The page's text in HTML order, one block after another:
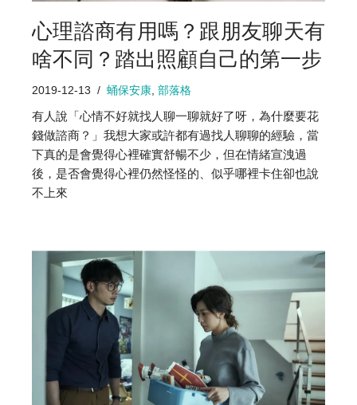
心理諮商有用嗎？跟朋友聊天有
啥不同？踏出照顧自己的第一步
2019-12-13 蛹保安康 部落格
有人說「心情不好就找人聊一聊就好了呀，為什麼要花
錢做諮商？」我想大家或許都有過找人聊聊的經驗，當
下真的是會覺得心裡確實舒暢不少，但在情緒宣洩過
後，是否會覺得心裡仍然怪怪的、似乎哪裡卡住卻也說
不上來